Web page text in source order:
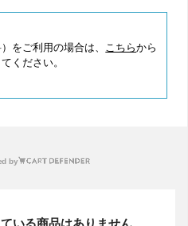
をご利用の場合は、 こちらから
ください。
by
いる商品はありません